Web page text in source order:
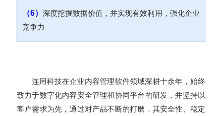
（6）深度挖掘数据价值，并实现有效利用，强化企业
竞争力
连用科技在企业内容管理软件领域深耕十余年，始终
致力于数字化内容安全管理和协同平台的研发，并坚持以
客户需求为先，通过对产品不断的打磨，其安全性、稳定